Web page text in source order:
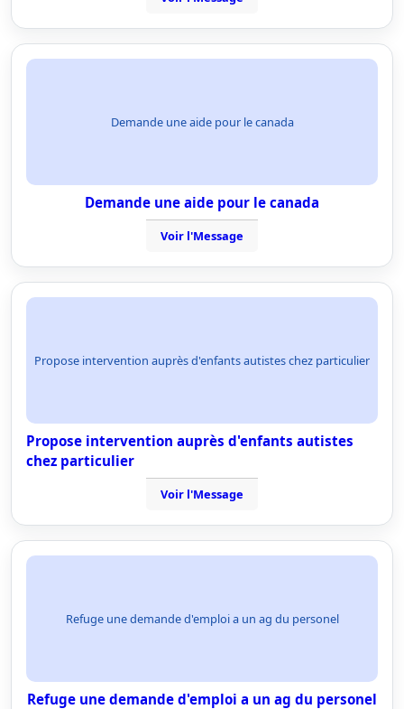
Demande une aide pour le canada
Demande une aide pour le canada
Voir l'Message
Propose intervention auprès d'enfants autistes chez particulier
Propose intervention auprès d'enfants autistes
chez particulier
Voir l'Message
Refuge une demande d'emploi a un ag du personel
Refuge une demande d'emploi a un ag du personel